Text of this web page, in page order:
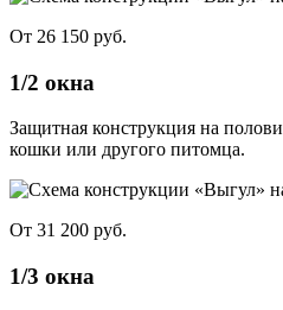
От 26 150 руб.
1/2 окна
Защитная конструкция на
кошки или другого питомца.
От 31 200 руб.
1/3 окна